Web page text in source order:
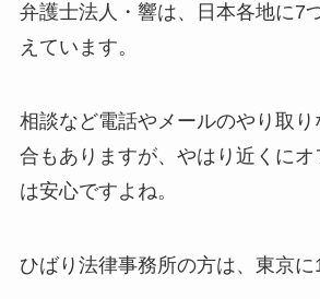
弁護士法人・響は、日本各地に7
えています。
相談など電話やメールのやり取
合もありますが、やはり近くに
は安心ですよね。
ひばり法律事務所の方は、東京に